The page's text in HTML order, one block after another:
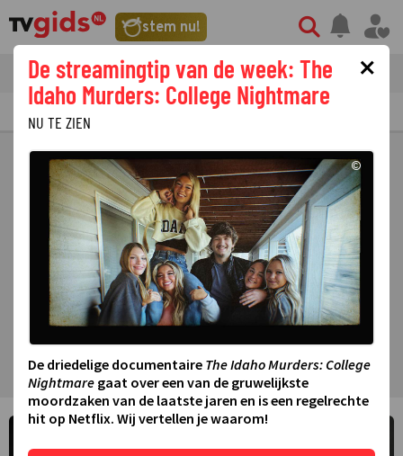
stem nu!
tvgids streaming nieuws
PRIMETIME GEMIST
×
De streamingtip van de week: The
Idaho Murders: College Nightmare
NU TE ZIEN
©
De driedelige documentaire The Idaho Murders: College
Nightmare gaat over een van de gruwelijkste
moordzaken van de laatste jaren en is een regelrechte
hit op Netflix. Wij vertellen je waarom!